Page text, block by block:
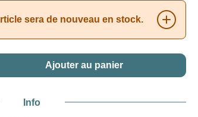
sera de nouveau en stock.
Entrez la quantité souhaitée
Ajouter au panier
Info